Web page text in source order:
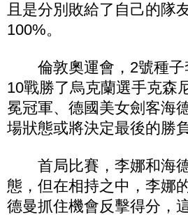
且是分別敗給了自己的隊
100%。
倫敦奧運會，2號種子
10戰勝了烏克蘭選手克森
冕冠軍、德國美女劍客海
場狀態或將決定最後的勝負
首局比賽，李娜和海德
態，但在相持之中，李娜
德曼抓住機會反擊得分，